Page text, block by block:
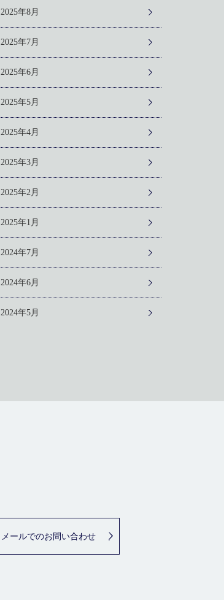
2025年8月
2025年7月
2025年6月
2025年5月
2025年4月
2025年3月
2025年2月
2025年1月
2024年7月
2024年6月
2024年5月
メールでのお問い合わせ